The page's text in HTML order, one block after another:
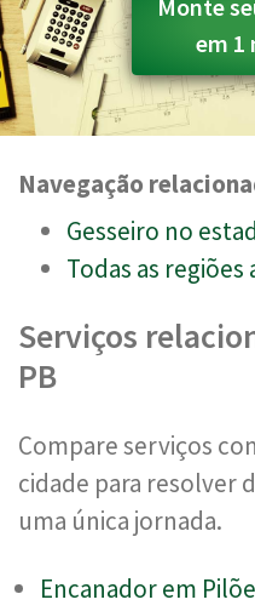
Monte
em 1
Navegação
Gesseiro no
Todas as
Serviços
PB
Compare serviços
cidade para resolver
uma única jornada.
Encanador em